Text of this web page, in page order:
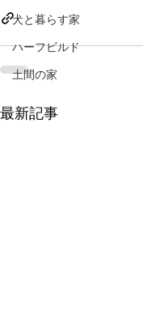
犬と暮らす家
ハーフビルド
土間の家
最新記事